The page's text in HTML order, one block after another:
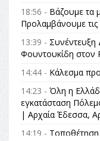
18:56 - Βάζουμε τα
Προλαμβάνουμε τις
13:39 -
Φουντουκίδη στον
14:44 - Κάλεσμα
14:23 - Όλη η
εγκατάσταση
| Αρχαία Έδεσσα,
14:19 - Τοποθέτηση